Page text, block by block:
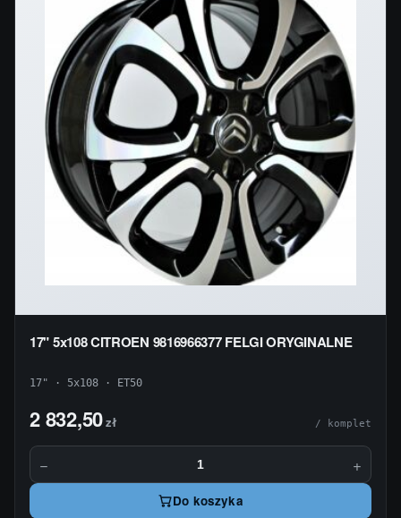
17" 5x108 CITROEN 9816966377 FELGI ORYGINALNE
17" · 5x108 · ET50
2 832,50zł / komplet
− +
Do koszyka